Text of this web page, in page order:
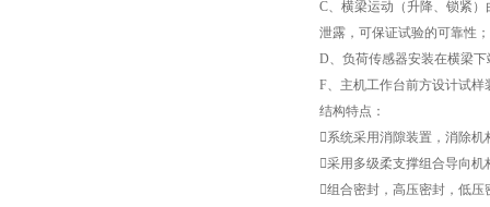
C、横梁运动（升降、锁紧
泄露，可保证试验的可靠性；
D、负荷传感器安装在横梁
F、主机工作台前方设计试
结构特点：
系统采用消隙装置，消除
采用多级柔支撑组合导向
组合密封，高压密封，低